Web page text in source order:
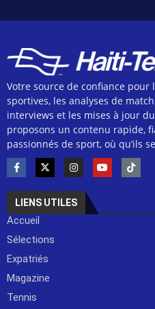
Votre source de confiance pour
sportives, les analyses de
interviews et les mises à jour
proposons un contenu rapide,
passionnés de sport, où qu’ils
LIENS UTILES
Accueil
Sélections
Expatriés
Magazine
Tennis